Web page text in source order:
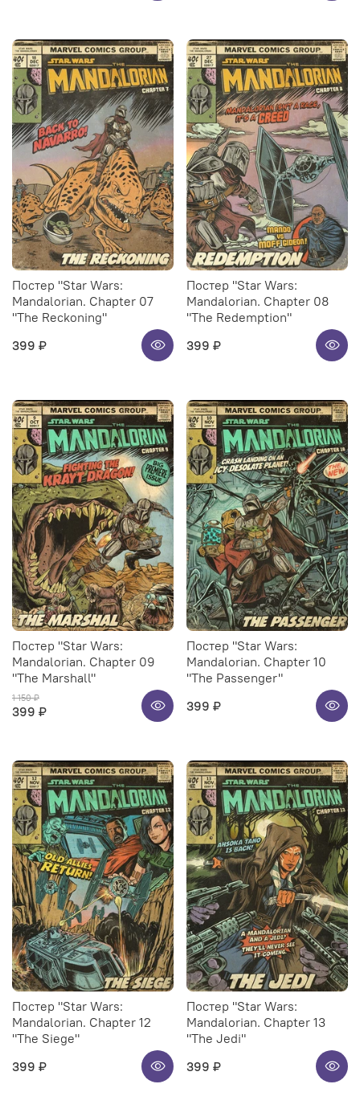
Постер "Star Wars:
Mandalorian. Chapter 07
"The Reckoning"
399 ₽
Постер "Star Wars:
Mandalorian. Chapter 08
"The Redemption"
399 ₽
Постер "Star Wars:
Mandalorian. Chapter 09
"The Marshall"
1 150 ₽
399 ₽
Постер "Star Wars:
Mandalorian. Chapter 10
"The Passenger"
399 ₽
Постер "Star Wars:
Mandalorian. Chapter 12
"The Siege"
399 ₽
Постер "Star Wars:
Mandalorian. Chapter 13
"The Jedi"
399 ₽